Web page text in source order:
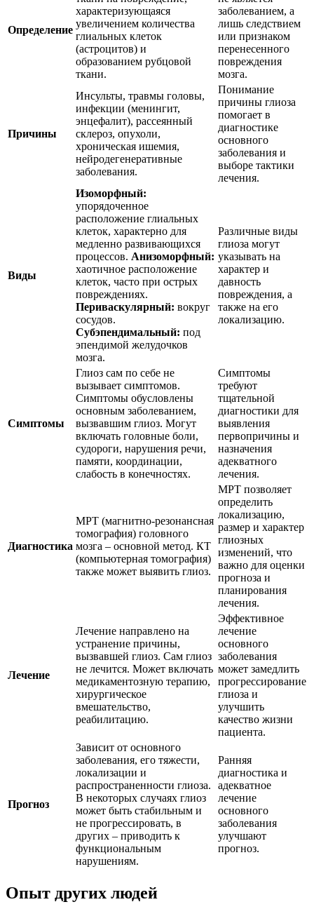
Определение
характеризующаяся
увеличением количества
глиальных клеток
(астроцитов) и
образованием рубцовой
ткани.
заболеванием, а
лишь следствием
или признаком
перенесенного
повреждения
мозга.
Причины
Инсульты, травмы головы,
инфекции (менингит,
энцефалит), рассеянный
склероз, опухоли,
хроническая ишемия,
нейродегенеративные
заболевания.
Понимание
причины глиоза
помогает в
диагностике
основного
заболевания и
выборе тактики
лечения.
Виды
Изоморфный:
упорядоченное
расположение глиальных
клеток, характерно для
медленно развивающихся
процессов. Анизоморфный:
хаотичное расположение
клеток, часто при острых
повреждениях.
Периваскулярный: вокруг
сосудов.
Субэпендимальный: под
эпендимой желудочков
мозга.
Различные виды
глиоза могут
указывать на
характер и
давность
повреждения, а
также на его
локализацию.
Симптомы
Глиоз сам по себе не
вызывает симптомов.
Симптомы обусловлены
основным заболеванием,
вызвавшим глиоз. Могут
включать головные боли,
судороги, нарушения речи,
памяти, координации,
слабость в конечностях.
Симптомы
требуют
тщательной
диагностики для
выявления
первопричины и
назначения
адекватного
лечения.
Диагностика
МРТ (магнитно-резонансная
томография) головного
мозга – основной метод. КТ
(компьютерная томография)
также может выявить глиоз.
МРТ позволяет
определить
локализацию,
размер и характер
глиозных
изменений, что
важно для оценки
прогноза и
планирования
лечения.
Лечение
Лечение направлено на
устранение причины,
вызвавшей глиоз. Сам глиоз
не лечится. Может включать
медикаментозную терапию,
хирургическое
вмешательство,
реабилитацию.
Эффективное
лечение
основного
заболевания
может замедлить
прогрессирование
глиоза и
улучшить
качество жизни
пациента.
Прогноз
Зависит от основного
заболевания, его тяжести,
локализации и
распространенности глиоза.
В некоторых случаях глиоз
может быть стабильным и
не прогрессировать, в
других – приводить к
функциональным
нарушениям.
Ранняя
диагностика и
адекватное
лечение
основного
заболевания
улучшают
прогноз.
Опыт других людей